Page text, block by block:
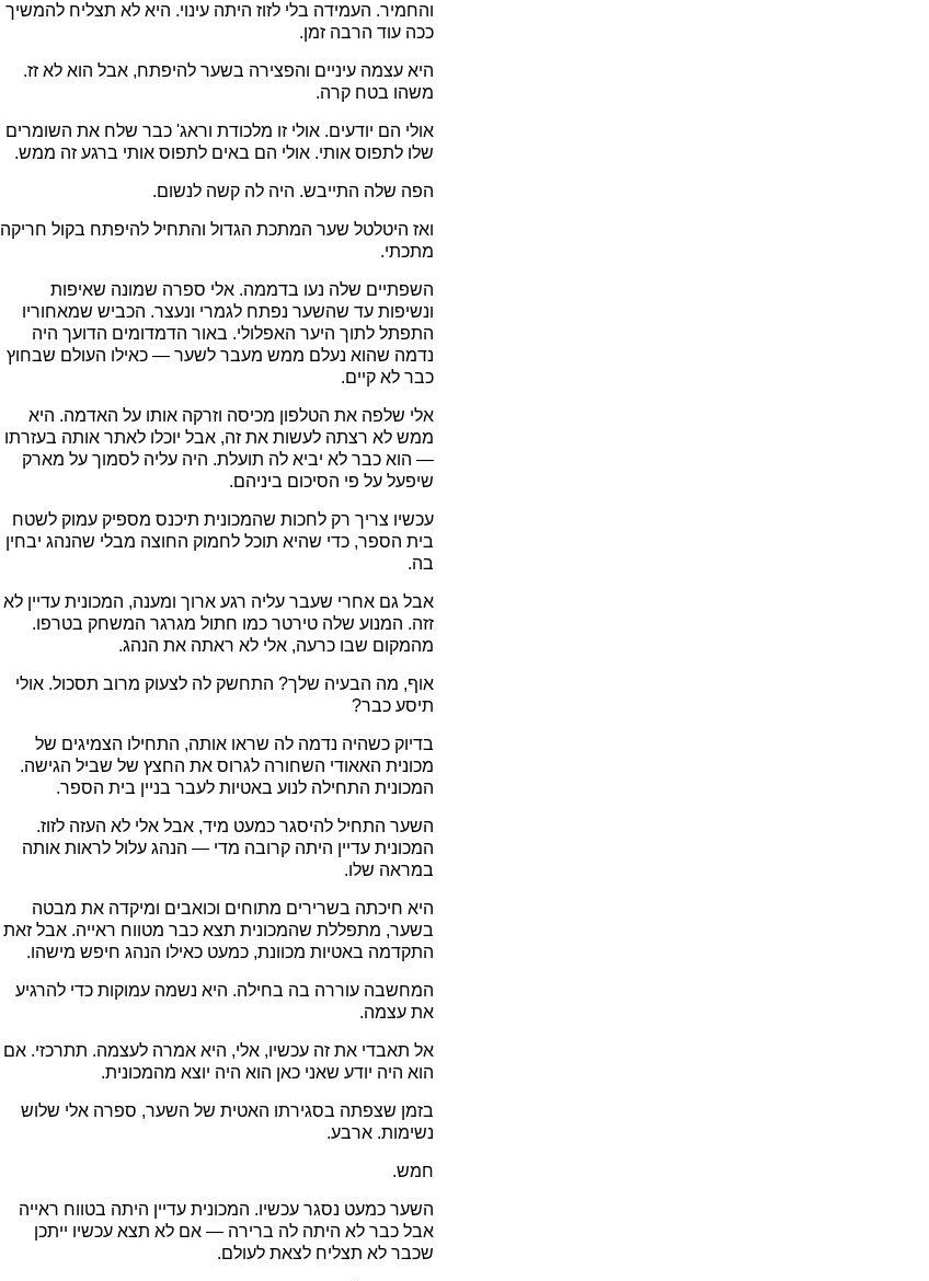
והחמיר. העמידה בלי לזוז היתה עינוי. היא לא תצליח להמשיך
ככה עוד הרבה זמן.
היא עצמה עיניים והפצירה בשער להיפתח, אבל הוא לא זז.
משהו בטח קרה.
אולי הם יודעים. אולי זו מלכודת וראג' כבר שלח את השומרים
שלו לתפוס אותי. אולי הם באים לתפוס אותי ברגע זה ממש.
הפה שלה התייבש. היה לה קשה לנשום.
ואז היטלטל שער המתכת הגדול והתחיל להיפתח בקול חריקה
מתכתי.
השפתיים שלה נעו בדממה. אלי ספרה שמונה שאיפות
ונשיפות עד שהשער נפתח לגמרי ונעצר. הכביש שמאחוריו
התפתל לתוך היער האפלולי. באור הדמדומים הדועך היה
נדמה שהוא נעלם ממש מעבר לשער — כאילו העולם שבחוץ
כבר לא קיים.
אלי שלפה את הטלפון מכיסה וזרקה אותו על האדמה. היא
ממש לא רצתה לעשות את זה, אבל יוכלו לאתר אותה בעזרתו
— הוא כבר לא יביא לה תועלת. היה עליה לסמוך על מארק
שיפעל על פי הסיכום ביניהם.
עכשיו צריך רק לחכות שהמכונית תיכנס מספיק עמוק לשטח
בית הספר, כדי שהיא תוכל לחמוק החוצה מבלי שהנהג יבחין
בה.
אבל גם אחרי שעבר עליה רגע ארוך ומענה, המכונית עדיין לא
זזה. המנוע שלה טירטר כמו חתול מגרגר המשחק בטרפו.
מהמקום שבו כרעה, אלי לא ראתה את הנהג.
אוף, מה הבעיה שלך? התחשק לה לצעוק מרוב תסכול. אולי
תיסע כבר?
בדיוק כשהיה נדמה לה שראו אותה, התחילו הצמיגים של
מכונית האאודי השחורה לגרוס את החצץ של שביל הגישה.
המכונית התחילה לנוע באטיות לעבר בניין בית הספר.
השער התחיל להיסגר כמעט מיד, אבל אלי לא העזה לזוז.
המכונית עדיין היתה קרובה מדי — הנהג עלול לראות אותה
במראה שלו.
היא חיכתה בשרירים מתוחים וכואבים ומיקדה את מבטה
בשער, מתפללת שהמכונית תצא כבר מטווח ראייה. אבל זאת
התקדמה באטיות מכוונת, כמעט כאילו הנהג חיפש מישהו.
המחשבה עוררה בה בחילה. היא נשמה עמוקות כדי להרגיע
את עצמה.
אל תאבדי את זה עכשיו, אלי, היא אמרה לעצמה. תתרכזי. אם
הוא היה יודע שאני כאן הוא היה יוצא מהמכונית.
בזמן שצפתה בסגירתו האטית של השער, ספרה אלי שלוש
נשימות. ארבע.
חמש.
השער כמעט נסגר עכשיו. המכונית עדיין היתה בטווח ראייה
אבל כבר לא היתה לה ברירה — אם לא תצא עכשיו ייתכן
שכבר לא תצליח לצאת לעולם.